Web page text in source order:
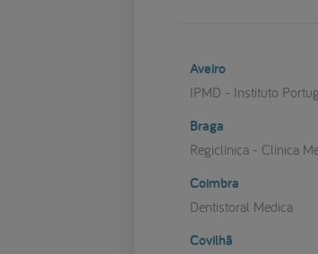
Aveiro
IPMD - Instituto
Braga
Regiclínica - Clínica
Coimbra
Dentistoral Medica
Covilhã